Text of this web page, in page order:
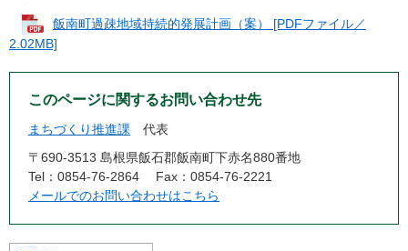
飯南町過疎地域持続的発展計画（案） [PDFファイル／
2.02MB]
このページに関するお問い合わせ先
まちづくり推進課
代表
〒690-3513 島根県飯石郡飯南町下赤名880番地
Tel：0854-76-2864
Fax：0854-76-2221
メールでのお問い合わせはこちら